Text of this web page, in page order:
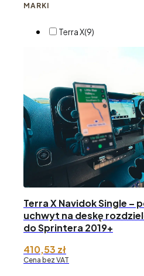
MARKI
Terra X(9)
Terra X Navidok Single –
uchwyt na deskę
do Sprintera 2019+
410,53 zł
Cena bez VAT